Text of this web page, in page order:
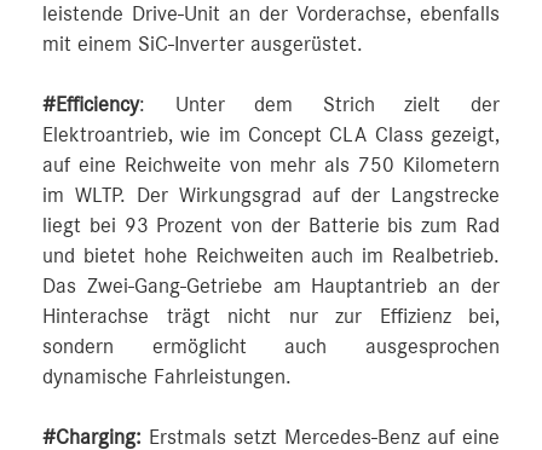
leistende Drive-Unit an der Vorderachse, ebenfalls
mit einem SiC-Inverter ausgerüstet.
#Efficiency: Unter dem Strich zielt der
Elektroantrieb, wie im Concept CLA Class gezeigt,
auf eine Reichweite von mehr als 750 Kilometern
im WLTP. Der Wirkungsgrad auf der Langstrecke
liegt bei 93 Prozent von der Batterie bis zum Rad
und bietet hohe Reichweiten auch im Realbetrieb.
Das Zwei-Gang-Getriebe am Hauptantrieb an der
Hinterachse trägt nicht nur zur Effizienz bei,
sondern ermöglicht auch ausgesprochen
dynamische Fahrleistungen.
#Charging: Erstmals setzt Mercedes-Benz auf eine